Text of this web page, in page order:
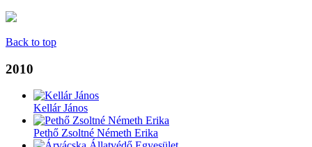
Back to top
2010
Kellár János
Pethő Zsoltné Németh Erika